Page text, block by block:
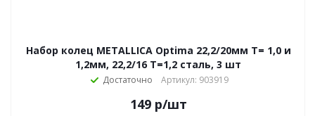
Набор колец METALLICA Optima 22,2/20мм Т= 1,0 и
1,2мм, 22,2/16 Т=1,2 сталь, 3 шт
Достаточно Артикул: 903919
149р/шт